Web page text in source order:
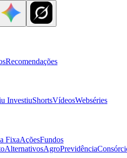
Recomendações
InvestiuShortsVídeosWebséries
FixaAçõesFundos
AlternativosAgroPrevidência